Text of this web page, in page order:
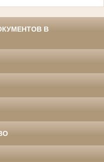
В